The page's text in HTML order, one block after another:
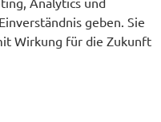
Analytics und
geben. Sie
Wirkung für die Zukunft